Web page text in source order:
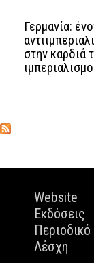
Γερμανία:
στην καρδιά
Website
Εκδόσεις
Περιοδικό
Λέσχη